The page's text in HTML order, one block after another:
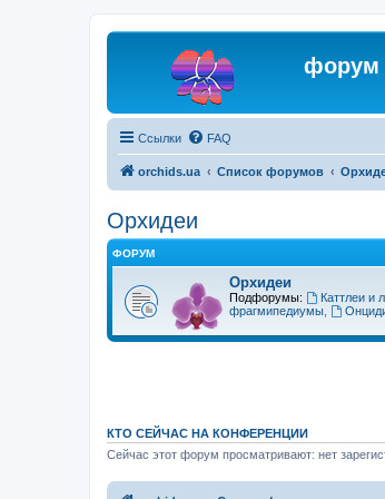
форум
Ссылки FAQ
orchids.ua Список форумов
Орхидеи
ФОРУМ
Орхидеи
Подфорумы: Каттлеи и
фрагмипедиумы
КТО СЕЙЧАС НА КОНФЕРЕНЦИИ
Сейчас этот форум просматривают: нет